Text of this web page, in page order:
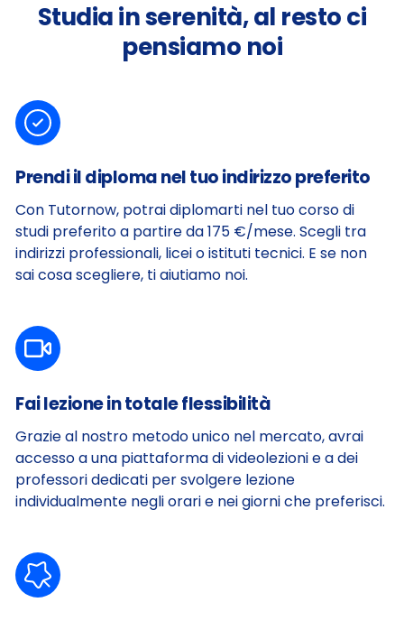
Studia in serenità, al resto ci
pensiamo noi
Prendi il diploma nel tuo indirizzo preferito
Con Tutornow, potrai diplomarti nel tuo corso di
studi preferito a partire da 175 €/mese. Scegli tra
indirizzi professionali, licei o istituti tecnici. E se non
sai cosa scegliere, ti aiutiamo noi.
Fai lezione in totale flessibilità
Grazie al nostro metodo unico nel mercato, avrai
accesso a una piattaforma di videolezioni e a dei
professori dedicati per svolgere lezione
individualmente negli orari e nei giorni che preferisci.